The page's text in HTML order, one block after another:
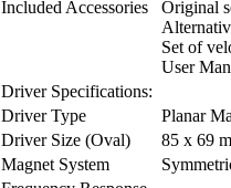
Included Accessories
Original
Set of
User
Driver Specifications:
Driver Type
Planar
Driver Size (Oval)
85 x 69
Magnet System